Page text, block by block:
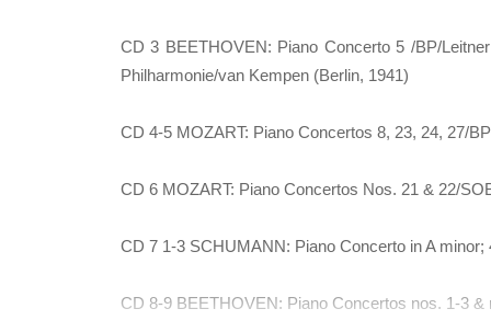
CD 3 BEETHOVEN: Piano Concerto 5 /BP/
Philharmonie/van Kempen (Berlin, 1941)
CD 4-5 MOZART: Piano Concertos 8, 23, 24, 27/
CD 6 MOZART: Piano Concertos Nos. 21 & 22/
CD 7 1-3 SCHUMANN: Piano Concerto in A
CD 8-9 BEETHOVEN: Piano Concertos nos. 1-3